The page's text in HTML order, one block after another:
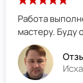
Работа
мастеру. Буду